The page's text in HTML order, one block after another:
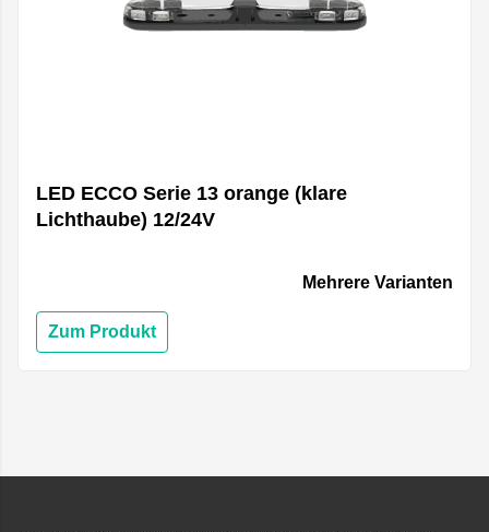
LED ECCO Serie 13 orange (klare
Lichthaube) 12/24V
Mehrere Varianten
Zum Produkt